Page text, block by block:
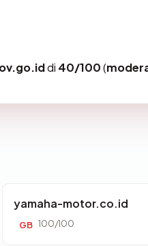
di 40/100(
yamaha-motor.co.id
GB 100/100